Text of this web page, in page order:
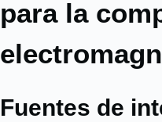
para la
Fuentes de